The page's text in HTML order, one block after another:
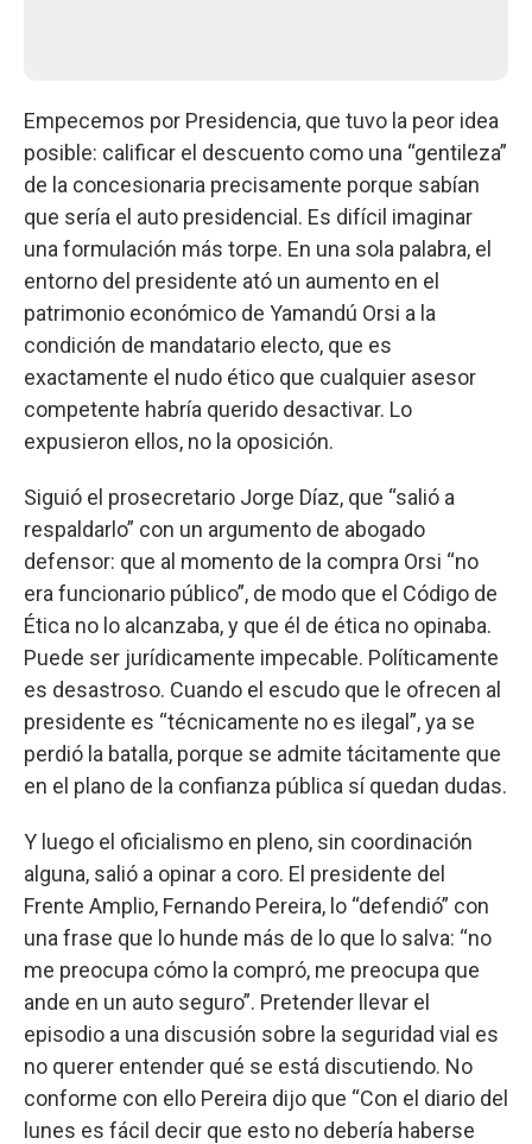
Empecemos por Presidencia, que tuvo la peor idea
posible: calificar el descuento como una “gentileza”
de la concesionaria precisamente porque sabían
que sería el auto presidencial. Es difícil imaginar
una formulación más torpe. En una sola palabra, el
entorno del presidente ató un aumento en el
patrimonio económico de Yamandú Orsi a la
condición de mandatario electo, que es
exactamente el nudo ético que cualquier asesor
competente habría querido desactivar. Lo
expusieron ellos, no la oposición.
Siguió el prosecretario Jorge Díaz, que “salió a
respaldarlo” con un argumento de abogado
defensor: que al momento de la compra Orsi “no
era funcionario público”, de modo que el Código de
Ética no lo alcanzaba, y que él de ética no opinaba.
Puede ser jurídicamente impecable. Políticamente
es desastroso. Cuando el escudo que le ofrecen al
presidente es “técnicamente no es ilegal”, ya se
perdió la batalla, porque se admite tácitamente que
en el plano de la confianza pública sí quedan dudas.
Y luego el oficialismo en pleno, sin coordinación
alguna, salió a opinar a coro. El presidente del
Frente Amplio, Fernando Pereira, lo “defendió” con
una frase que lo hunde más de lo que lo salva: “no
me preocupa cómo la compró, me preocupa que
ande en un auto seguro”. Pretender llevar el
episodio a una discusión sobre la seguridad vial es
no querer entender qué se está discutiendo. No
conforme con ello Pereira dijo que “Con el diario del
lunes es fácil decir que esto no debería haberse